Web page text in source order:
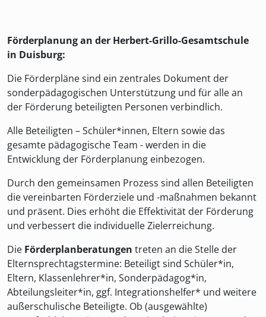
Förderplanung an der Herbert-Grillo-Gesamtschule
in Duisburg:
Die Förderpläne sind ein zentrales Dokument der
sonderpädagogischen Unterstützung und für alle an
der Förderung beteiligten Personen verbindlich.
Alle Beteiligten – Schüler*innen, Eltern sowie das
gesamte pädagogische Team - werden in die
Entwicklung der Förderplanung einbezogen.
Durch den gemeinsamen Prozess sind allen Beteiligten
die vereinbarten Förderziele und -maßnahmen bekannt
und präsent. Dies erhöht die Effektivität der Förderung
und verbessert die individuelle Zielerreichung.
Die Förderplanberatungen treten an die Stelle der
Elternsprechtagstermine: Beteiligt sind Schüler*in,
Eltern, Klassenlehrer*in, Sonderpädagog*in,
Abteilungsleiter*in, ggf. Integrationshelfer* und weitere
außerschulische Beteiligte. Ob (ausgewählte)